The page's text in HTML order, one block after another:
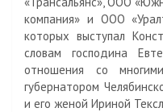
компания» и ООО
которых выступал
словам господина
отношения со
губернатором
и его женой Ириной